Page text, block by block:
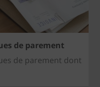
de parement
de parement dont